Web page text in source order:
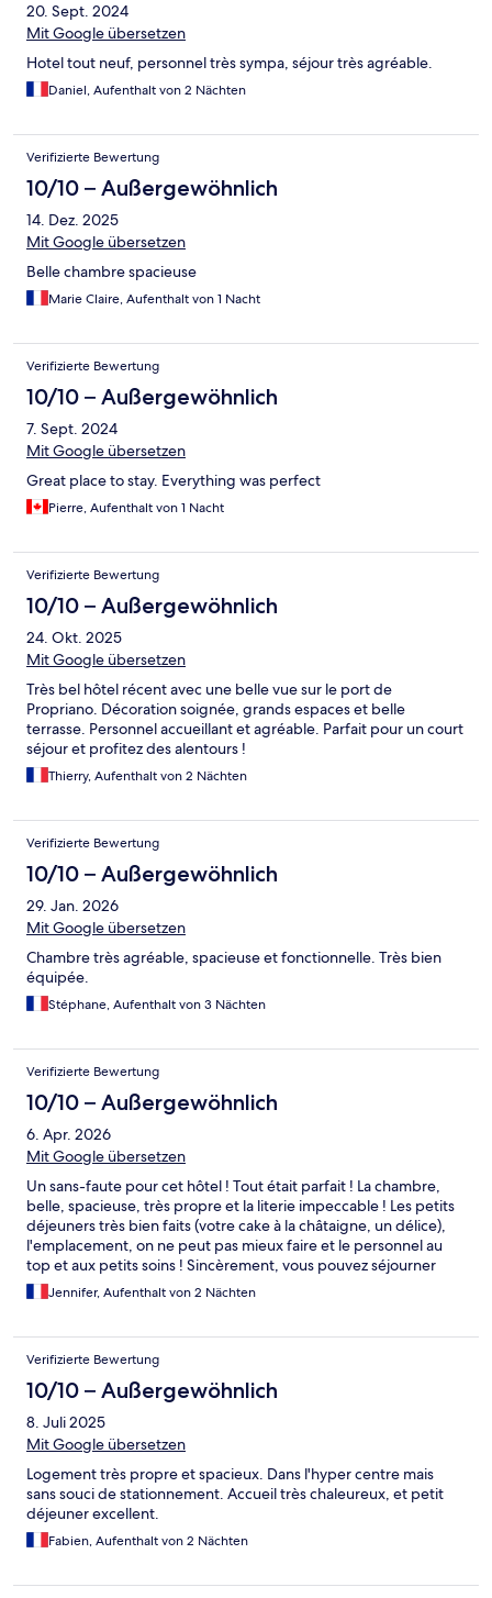
20. Sept. 2024
Mit Google übersetzen
Hotel tout neuf, personnel très sympa, séjour très agréable.
Daniel, Aufenthalt von 2 Nächten
Verifizierte Bewertung
10/10 – Außergewöhnlich
14. Dez. 2025
Mit Google übersetzen
Belle chambre spacieuse
Marie Claire, Aufenthalt von 1 Nacht
Verifizierte Bewertung
10/10 – Außergewöhnlich
7. Sept. 2024
Mit Google übersetzen
Great place to stay. Everything was perfect
Pierre, Aufenthalt von 1 Nacht
Verifizierte Bewertung
10/10 – Außergewöhnlich
24. Okt. 2025
Mit Google übersetzen
Très bel hôtel récent avec une belle vue sur le port de
Propriano. Décoration soignée, grands espaces et belle
terrasse. Personnel accueillant et agréable. Parfait pour un court
séjour et profitez des alentours !
Thierry, Aufenthalt von 2 Nächten
Verifizierte Bewertung
10/10 – Außergewöhnlich
29. Jan. 2026
Mit Google übersetzen
Chambre très agréable, spacieuse et fonctionnelle. Très bien
équipée.
Stéphane, Aufenthalt von 3 Nächten
Verifizierte Bewertung
10/10 – Außergewöhnlich
6. Apr. 2026
Mit Google übersetzen
Un sans-faute pour cet hôtel ! Tout était parfait ! La chambre,
belle, spacieuse, très propre et la literie impeccable ! Les petits
déjeuners très bien faits (votre cake à la châtaigne, un délice),
l'emplacement, on ne peut pas mieux faire et le personnel au
top et aux petits soins ! Sincèrement, vous pouvez séjourner
dans cet hôtel les yeux fermés ! Si nous revenons à Propriano,
c'est dans cet hôtel que nous retournerons ! Merci pour tout et
Jennifer, Aufenthalt von 2 Nächten
Verifizierte Bewertung
10/10 – Außergewöhnlich
8. Juli 2025
Mit Google übersetzen
Logement très propre et spacieux. Dans l'hyper centre mais
sans souci de stationnement. Accueil très chaleureux, et petit
déjeuner excellent.
Fabien, Aufenthalt von 2 Nächten